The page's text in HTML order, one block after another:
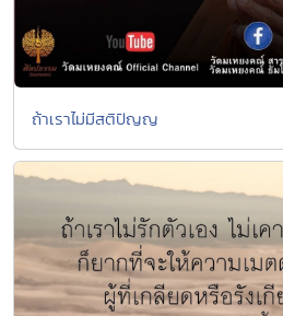
ถ้าเราไม่มีสติปัญญ